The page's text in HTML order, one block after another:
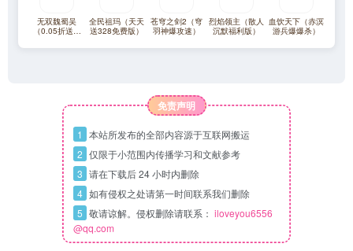
无双魏蜀吴
（0.05折送满
全民祖玛（天天
送328免费版）
苍穹之剑2（穹
羽神爆攻速）
烈焰领主（散人
沉默福利版）
血饮天下（赤溟
游兵爆爆杀）
免责声明
1 本站所发布的全部内容源于互联网搬运
2 仅限于小范围内传播学习和文献参考
3 请在下载后 24 小时内删除
4 如有侵权之处请第一时间联系我们删除
5 敬请谅解。侵权删除请联系： iloveyou6556
@qq.com